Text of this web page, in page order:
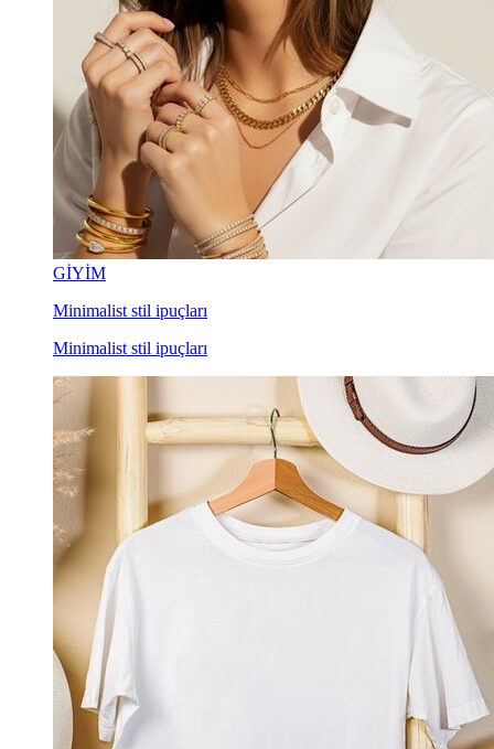
GİYİM
Minimalist stil ipuçları
Minimalist stil ipuçları